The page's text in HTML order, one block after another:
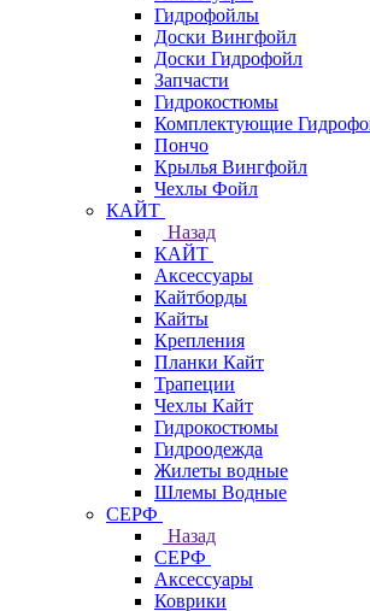
Гидрофойлы
Доски Вингфойл
Доски Гидрофойл
Запчасти
Гидрокостюмы
Комплектующие
Пончо
Крылья Вингфойл
Чехлы Фойл
КАЙТ
Назад
КАЙТ
Аксессуары
Кайтборды
Кайты
Крепления
Планки Кайт
Трапеции
Чехлы Кайт
Гидрокостюмы
Гидроодежда
Жилеты водные
Шлемы Водные
СЕРФ
Назад
СЕРФ
Аксессуары
Коврики